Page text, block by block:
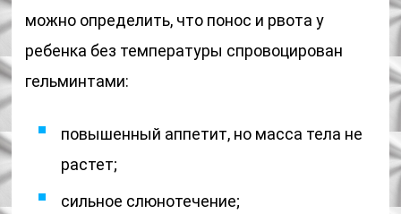
можно определить, что понос и рвота у
ребенка без температуры спровоцирован
гельминтами:
повышенный аппетит, но масса тела не
растет;
сильное слюнотечение;